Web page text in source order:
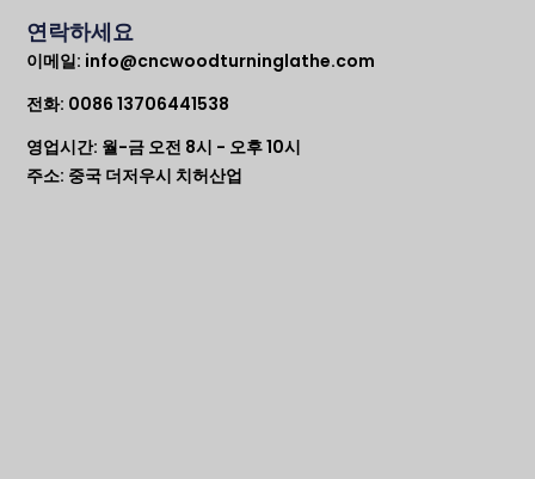
연락하세요
이메일: info@cncwoodturninglathe.com
전화: 0086 13706441538
영업시간: 월-금 오전 8시 - 오후 10시
주소: 중국 더저우시 치허산업